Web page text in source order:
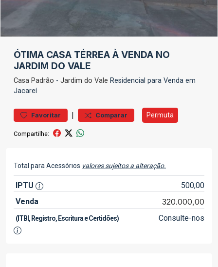
ÓTIMA CASA TÉRREA À VENDA NO
JARDIM DO VALE
Casa Padrão - Jardim do Vale Residencial para Venda em
Jacareí
Favoritar | Comparar Permuta
Compartilhe:
Total para Acessórios valores sujeitos a alteração.
IPTU
500,00
Venda
320.000,00
(ITBI, Registro, Escritura e Certidões) Consulte-nos